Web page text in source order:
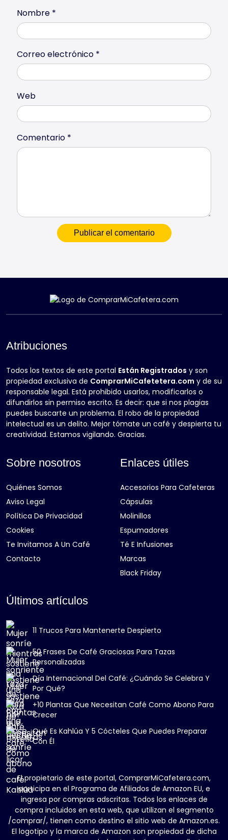
Comentario *
Nombre *
Correo electrónico *
Web
Atribuciones
Todos los textos de este portal Están Registrados y son
propiedad exclusiva de ComprarMiCafetetera.com y de su
responsable legal. Está prohibido usarlos, modificarlos o
difundirlos sin permiso escrito. Es decir: que si nos plagias
puedes buscarte un problema. El robo de la propiedad
intelectual es un delito. Mejor tómate un café y despierta tu
creatividad. Estamos vigilando. Gracias.
Sobre nosotros
Quiénes Somos
Aviso Legal
Política De Privacidad
Cookies
Te Invitamos A Un Café
Contacto
Enlaces útiles
Accesorios Para Cafeteras
Cápsulas
Molinillos
Espumadores
Té E Infusiones
Marcas
Black Friday
Últimos artículos
11 Trucos Para Mantenerte Despierto
50 Frases De Café Graciosas Para Tazas
Personalizadas
Día Internacional Del Café: ¿Cuándo Se Celebra Y
Por Qué?
+10 Plantas Que Necesitan Café Como Abono Para
Crecer
Qué Es Kahlúa Y 5 Cócteles Que Puedes Preparar
Con Él
El propietario de este portal, ComprarMiCafetera.com,
participa en el Programa de Afiliados de Amazon EU, e
ingresa por compras adscritas. Todos los enlaces de
compra incluidos en esta web, que utilizan el segmento
/comprar/, tienen como destino el sitio web de Amazon.es.
El logotipo y la marca de Amazon son propiedad de dicha